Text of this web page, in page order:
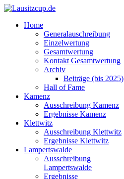
Home
Generalauschreibung
Einzelwertung
Gesamtwertung
Kontakt Gesamtwertung
Archiv
Beiträge (bis 2025)
Hall of Fame
Kamenz
Ausschreibung Kamenz
Ergebnisse Kamenz
Klettwitz
Ausschreibung Klettwitz
Ergebnisse Klettwitz
Lampertswalde
Ausschreibung
Lampertswalde
Ergebnisse